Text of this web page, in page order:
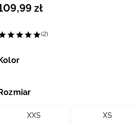
,99 zł
(2)
XXS XS